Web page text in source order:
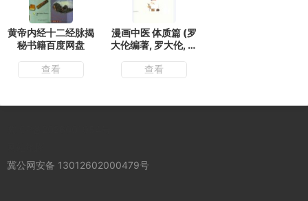
黄帝内经十二经脉揭
秘书籍百度网盘
查看
漫画中医 体质篇 (罗
大伦编著, 罗大伦, 于
春华, Dalun = 罗大
论 Luo) (Z-
查看
冀公网安备 13012602000479号